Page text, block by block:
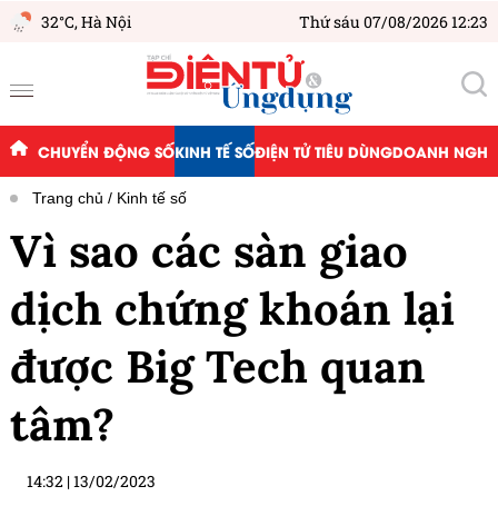
32°C,Hà Nội Thứ sáu 07/08/2026 12:23
CHUYỂN ĐỘNG SỐKINH TẾ SỐĐIỆN TỬ TIÊU DÙNGDOANH
Trang chủ Kinh tế số
Vì sao các sàn giao
dịch chứng khoán lại
được Big Tech quan
tâm?
14:32 |13/02/2023